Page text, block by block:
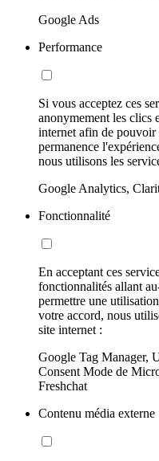
Google Ads
Performance
Si vous acceptez ces
anonymement les clics
internet afin de
permanence
nous utilisons les
Google Analytics,
Fonctionnalité
En acceptant ces
fonctionnalités allant
permettre une
votre accord, nous
site internet :
Google Tag Manager,
Consent Mode de
Freshchat
Contenu média externe